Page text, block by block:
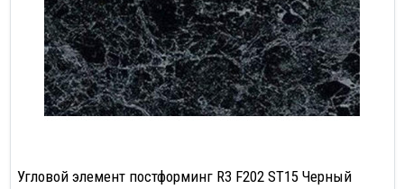
Угловой элемент постформинг R3 F202 ST15 Черный